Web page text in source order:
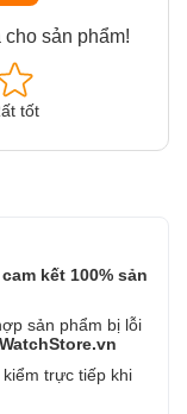
sản phẩm!
tốt
cam kết 100% sản
sản phẩm bị lỗi
WatchStore.vn
trực tiếp khi